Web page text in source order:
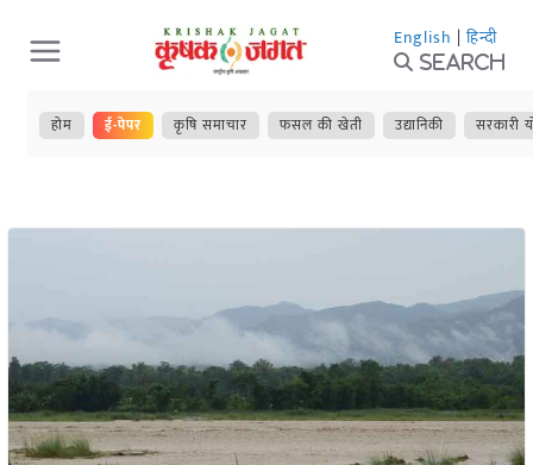
Skip
to
content
English | हिन्दी
Search
होम ई-पेपर कृषि समाचार फसल की खेती उद्यानिकी सरकारी